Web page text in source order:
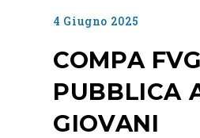
4 Giugno 2025
COMPA
PUBBLICA
GIOVANI